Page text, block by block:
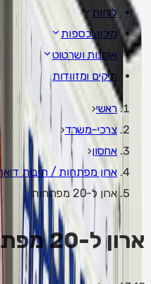
לוחות
מיכון וכספות
אומנות ושרטוט
תיקים ומזוודות
ראשי‹
צרכי-משרד‹
אחסון‹
ארון מפתחות / תיבות
ארון ל-20 מפתחות
ארון ל-20 מפתחות